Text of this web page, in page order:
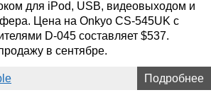
для iPod, USB, видеовыходом и
Цена на Onkyo CS-545UK с
D-045 составляет $537.
в сентябре.
Подробнее